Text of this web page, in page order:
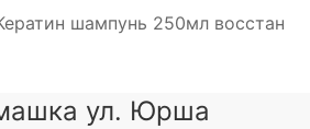
шампунь 250мл восстан
ул. Юрша